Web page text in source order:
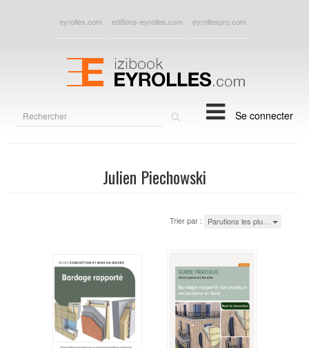
eyrolles.com editions-eyrolles.com eyrollespro.com
Se connecter
Julien Piechowski
Trier par : Parutions les plu…